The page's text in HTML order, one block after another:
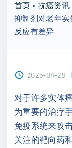
首页 » 抗癌资讯
抑制剂对老年
反应有差异
2025-04-28
对于许多实体
为重要的治疗
免疫系统来攻
关注的靶向药